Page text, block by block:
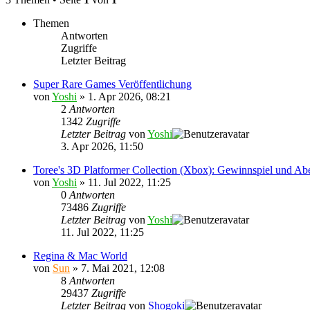
Themen
Antworten
Zugriffe
Letzter Beitrag
Super Rare Games Veröffentlichung
von Yoshi » 1. Apr 2026, 08:21
2 Antworten
1342 Zugriffe
Letzter Beitrag von Yoshi
3. Apr 2026, 11:50
Toree's 3D Platformer Collection (Xbox): Gewinnspiel und
von Yoshi » 11. Jul 2022, 11:25
0 Antworten
73486 Zugriffe
Letzter Beitrag von Yoshi
11. Jul 2022, 11:25
Regina & Mac World
von Sun » 7. Mai 2021, 12:08
8 Antworten
29437 Zugriffe
Letzter Beitrag von Shogoki